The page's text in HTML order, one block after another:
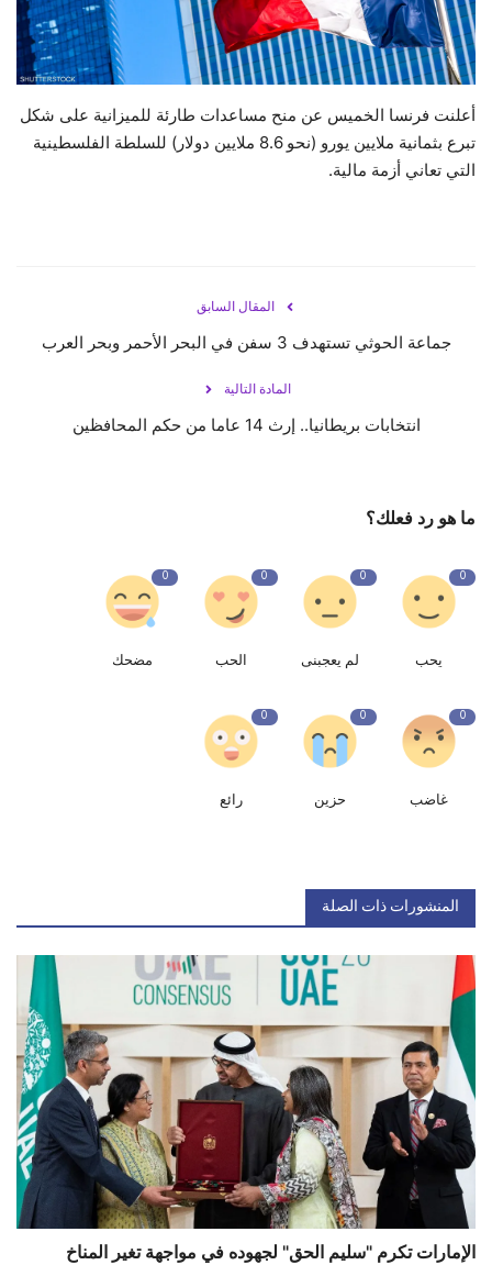
حياة
أعلنت فرنسا الخميس عن منح مساعدات طارئة للميزانية على شكل
تبرع بثمانية ملايين يورو (نحو 8.6 ملايين دولار) للسلطة الفلسطينية
التي تعاني أزمة مالية.
المقال السابق
جماعة الحوثي تستهدف 3 سفن في البحر الأحمر وبحر العرب
المادة التالية
انتخابات بريطانيا.. إرث 14 عاما من حكم المحافظين
ما هو رد فعلك؟
0
يحب
0
لم يعجبنى
0
الحب
0
مضحك
0
غاضب
0
حزين
0
رائع
المنشورات ذات الصلة
الإمارات تكرم "سليم الحق" لجهوده في مواجهة تغير المناخ